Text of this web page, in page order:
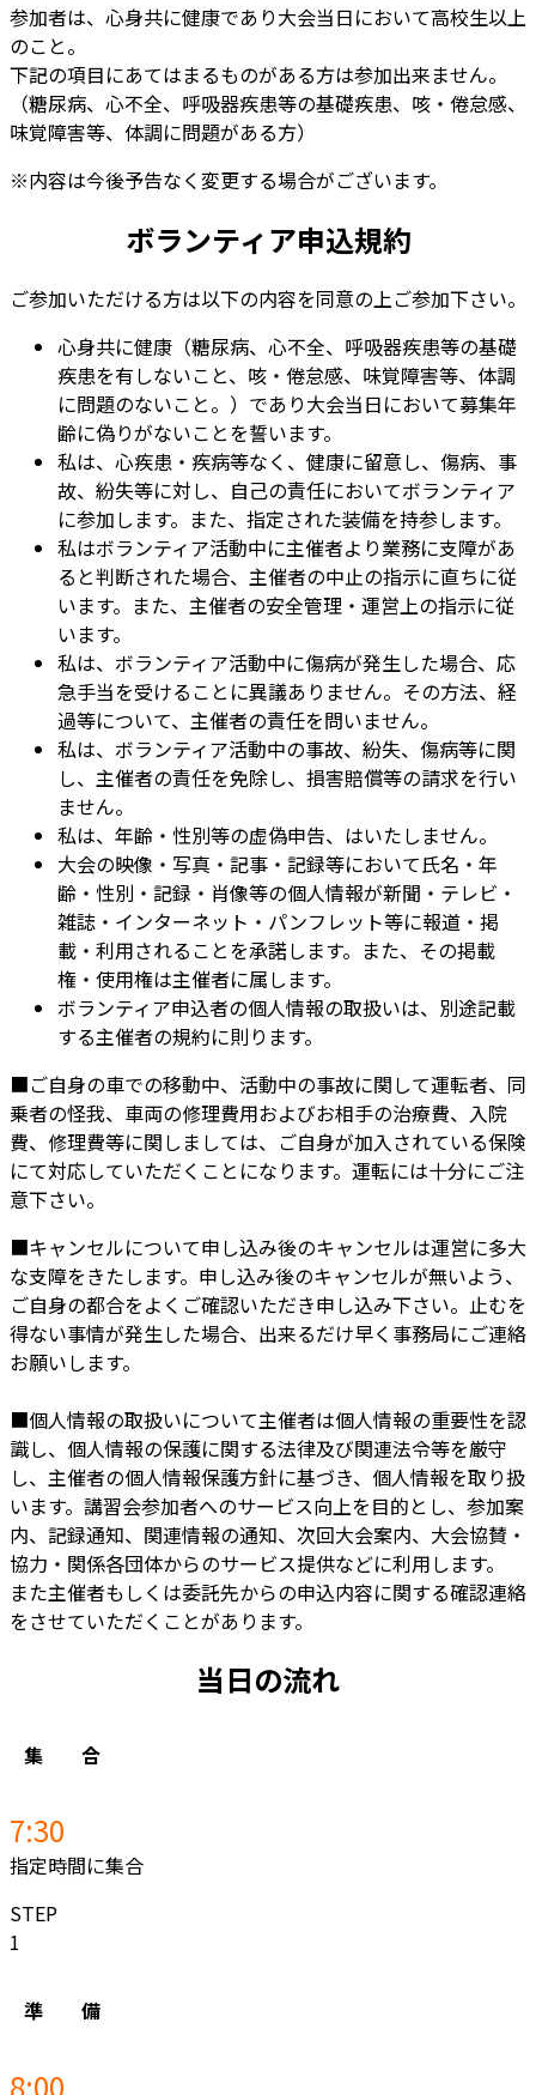
参加者は、心身共に健康であり大会当日において高校生以上
のこと。
下記の項目にあてはまるものがある方は参加出来ません。
（糖尿病、心不全、呼吸器疾患等の基礎疾患、咳・倦怠感、
味覚障害等、体調に問題がある方）
※内容は今後予告なく変更する場合がございます。
ボランティア申込規約
ご参加いただける方は以下の内容を同意の上ご参加下さい。
心身共に健康（糖尿病、心不全、呼吸器疾患等の基礎
疾患を有しないこと、咳・倦怠感、味覚障害等、体調
に問題のないこと。）であり大会当日において募集年
齢に偽りがないことを誓います。
私は、心疾患・疾病等なく、健康に留意し、傷病、事
故、紛失等に対し、自己の責任においてボランティア
に参加します。また、指定された装備を持参します。
私はボランティア活動中に主催者より業務に支障があ
ると判断された場合、主催者の中止の指示に直ちに従
います。また、主催者の安全管理・運営上の指示に従
います。
私は、ボランティア活動中に傷病が発生した場合、応
急手当を受けることに異議ありません。その方法、経
過等について、主催者の責任を問いません。
私は、ボランティア活動中の事故、紛失、傷病等に関
し、主催者の責任を免除し、損害賠償等の請求を行い
ません。
私は、年齢・性別等の虚偽申告、はいたしません。
大会の映像・写真・記事・記録等において氏名・年
齢・性別・記録・肖像等の個人情報が新聞・テレビ・
雑誌・インターネット・パンフレット等に報道・掲
載・利用されることを承諾します。また、その掲載
権・使用権は主催者に属します。
ボランティア申込者の個人情報の取扱いは、別途記載
する主催者の規約に則ります。
■ご自身の車での移動中、活動中の事故に関して運転者、同
乗者の怪我、車両の修理費用およびお相手の治療費、入院
費、修理費等に関しましては、ご自身が加入されている保険
にて対応していただくことになります。運転には十分にご注
意下さい。
■キャンセルについて申し込み後のキャンセルは運営に多大
な支障をきたします。申し込み後のキャンセルが無いよう、
ご自身の都合をよくご確認いただき申し込み下さい。止むを
得ない事情が発生した場合、出来るだけ早く事務局にご連絡
お願いします。
■個人情報の取扱いについて主催者は個人情報の重要性を認
識し、個人情報の保護に関する法律及び関連法令等を厳守
し、主催者の個人情報保護方針に基づき、個人情報を取り扱
います。講習会参加者へのサービス向上を目的とし、参加案
内、記録通知、関連情報の通知、次回大会案内、大会協賛・
協力・関係各団体からのサービス提供などに利用します。
また主催者もしくは委託先からの申込内容に関する確認連絡
をさせていただくことがあります。
当日の流れ
集 合
7:30
指定時間に集合
STEP
1
準 備
8:00